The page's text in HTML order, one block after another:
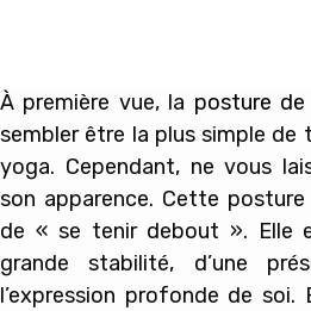
À première vue, la posture
sembler être la plus simple de
yoga. Cependant, ne vous
son apparence. Cette posture
de « se tenir debout ». Elle
grande stabilité, d’une
l’expression profonde de soi.